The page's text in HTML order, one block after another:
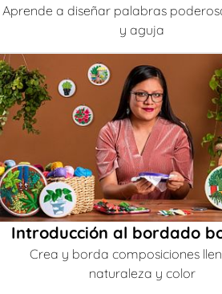
Aprende a diseñar palabras
y aguja
Introducción al bordado
Crea y borda composiciones
naturaleza y color